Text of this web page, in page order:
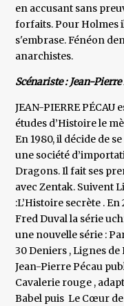
en accusant sans
forfaits. Pour Holmes
s'embrase. Fénéon
anarchistes.
Scénariste : Jean-Pierre
JEAN-PIERRE PÉCAU
études d’Histoire le
En 1980, il décide de
une société
Dragons. Il fait ses
avec Zentak. Suivent
:L’Histoire secrète .
Fred Duval la série
une nouvelle série :
30 Deniers , Lignes
Jean-Pierre Pécau
Cavalerie rouge ,
Babel puis Le Cœur